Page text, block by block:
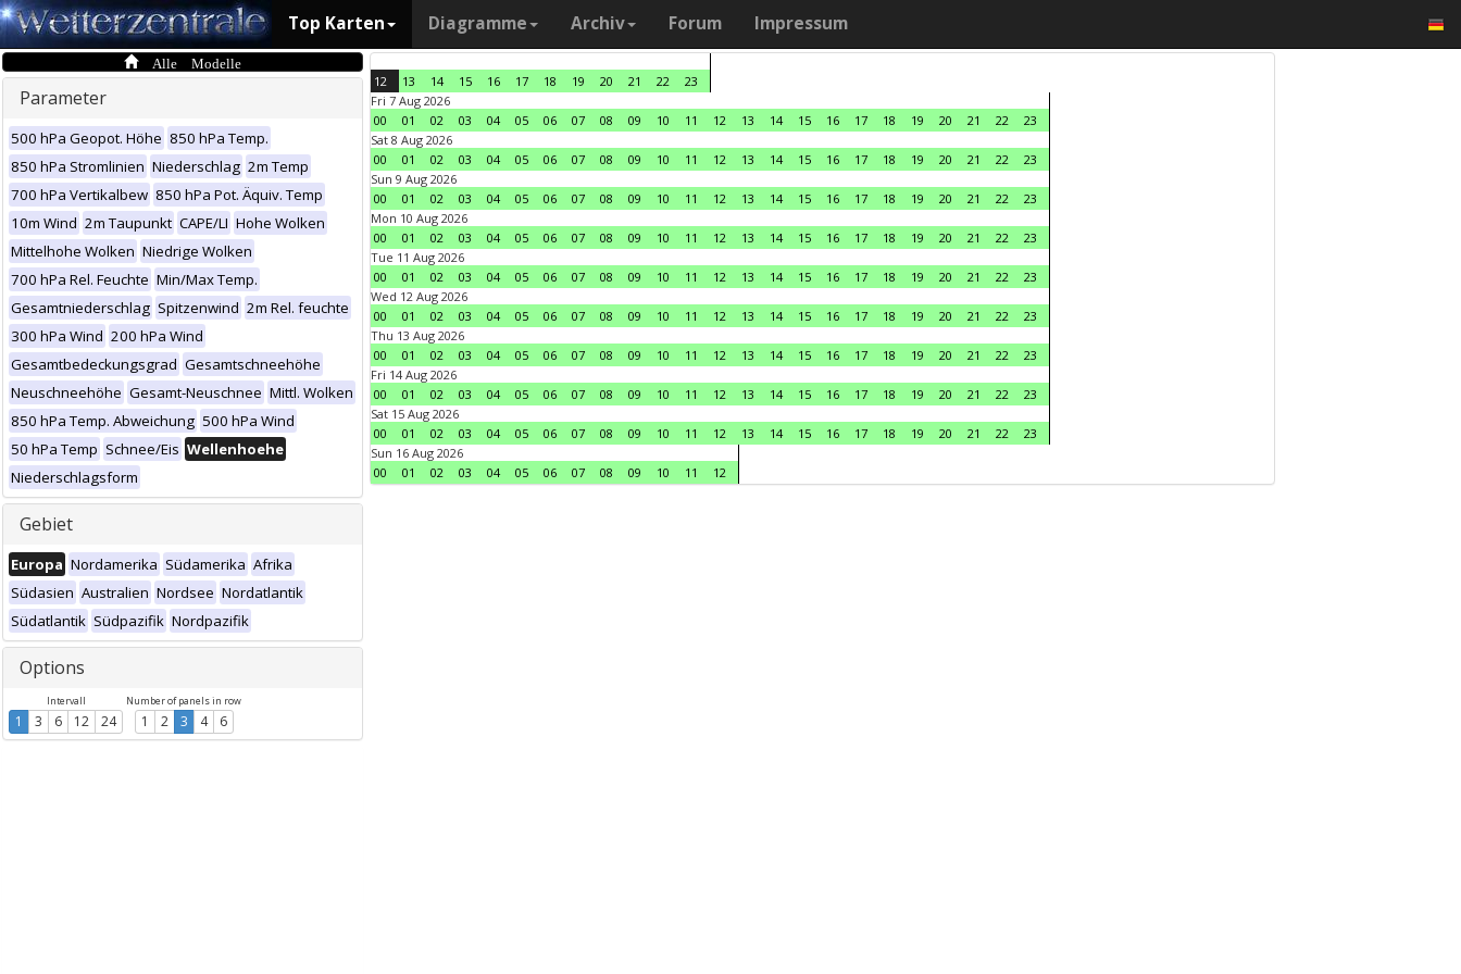
Top Karten Diagramme Archiv Forum Impressum
Alle Modelle
Parameter
500 hPa Geopot. Höhe 850 hPa Temp.
850 hPa Stromlinien Niederschlag 2m Temp
700 hPa Vertikalbew 850 hPa Pot. Äquiv. Temp
10m Wind 2m Taupunkt CAPE/LI Hohe Wolken
Mittelhohe Wolken Niedrige Wolken
700 hPa Rel. Feuchte Min/Max Temp.
Gesamtniederschlag Spitzenwind 2m Rel. feuchte
300 hPa Wind 200 hPa Wind
Gesamtbedeckungsgrad Gesamtschneehöhe
Neuschneehöhe Gesamt-Neuschnee Mittl. Wolken
850 hPa Temp. Abweichung 500 hPa Wind
50 hPa Temp Schnee/Eis Wellenhoehe
Niederschlagsform
Gebiet
Europa Nordamerika Südamerika Afrika
Südasien Australien Nordsee Nordatlantik
Südatlantik Südpazifik Nordpazifik
Options
Intervall
1 3 6 12 24
Number of panels in row
1 2 3 4 6
12 13 14 15 16 17 18 19 20 21 22
23
Fri 7 Aug 2026
00
01 02 03 04 05 06 07 08 09 10 11 12 13 14 15 16 17 18 19 20 21 22
23
Sat 8 Aug 2026
00
01 02 03 04 05 06 07 08 09 10 11 12 13 14 15 16 17 18 19 20 21 22
23
Sun 9 Aug 2026
00
01 02 03 04 05 06 07 08 09 10 11 12 13 14 15 16 17 18 19 20 21 22
23
Mon 10 Aug 2026
00
01 02 03 04 05 06 07 08 09 10 11 12 13 14 15 16 17 18 19 20 21 22
23
Tue 11 Aug 2026
00
01 02 03 04 05 06 07 08 09 10 11 12 13 14 15 16 17 18 19 20 21 22
23
Wed 12 Aug 2026
00
01 02 03 04 05 06 07 08 09 10 11 12 13 14 15 16 17 18 19 20 21 22
23
Thu 13 Aug 2026
00
01 02 03 04 05 06 07 08 09 10 11 12 13 14 15 16 17 18 19 20 21 22
23
Fri 14 Aug 2026
00
01 02 03 04 05 06 07 08 09 10 11 12 13 14 15 16 17 18 19 20 21 22
23
Sat 15 Aug 2026
00
01 02 03 04 05 06 07 08 09 10 11 12 13 14 15 16 17 18 19 20 21 22
23
Sun 16 Aug 2026
00
01 02 03 04 05 06 07 08 09 10 11 12